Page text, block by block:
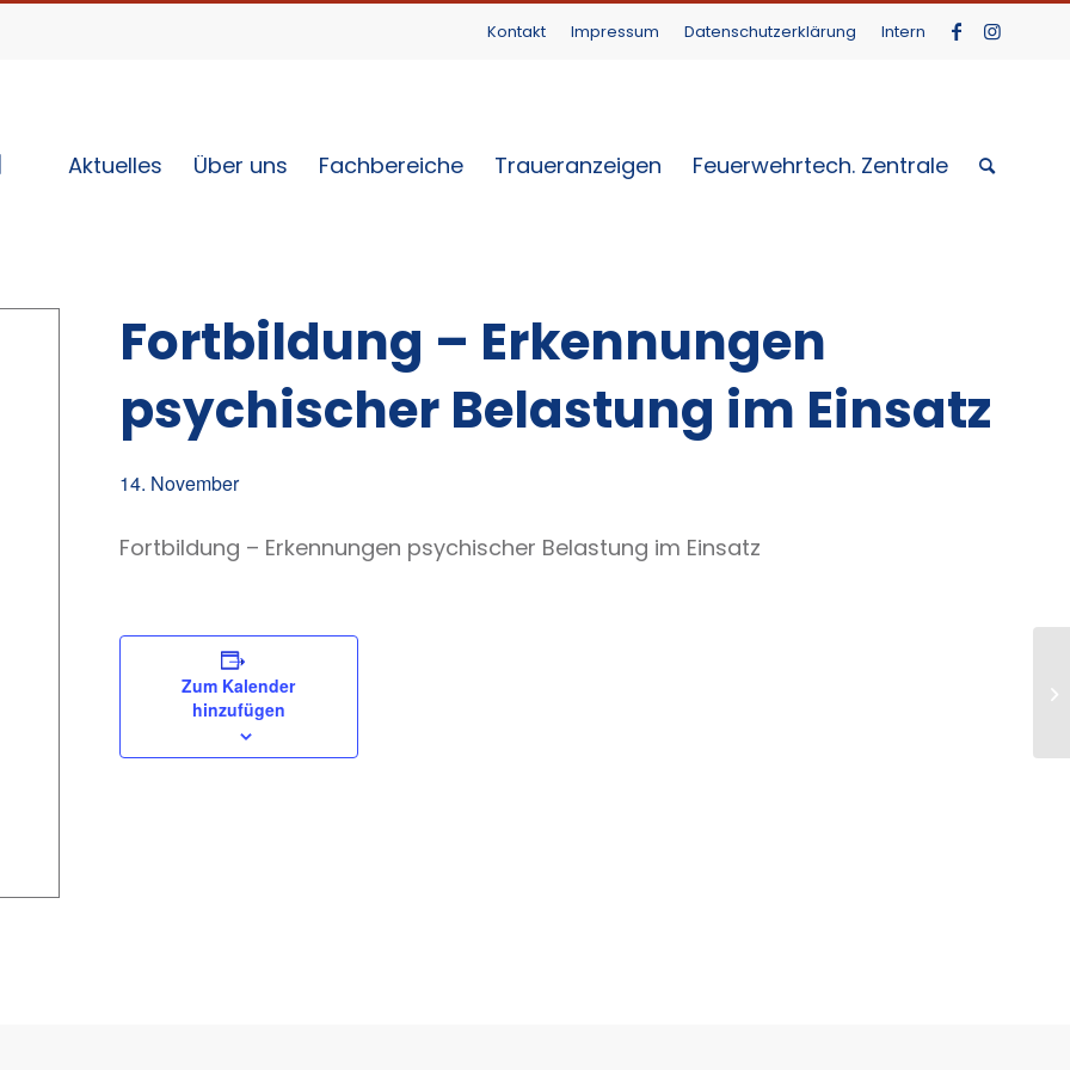
Kontakt Impressum Datenschutzerklärung Intern
Aktuelles Über uns Fachbereiche Traueranzeigen Feuerwehrtech. Zentrale
Fortbildung – Erkennungen
psychischer Belastung im Einsatz
14. November
Fortbildung – Erkennungen psychischer Belastung im Einsatz
Zum Kalender
hinzufügen